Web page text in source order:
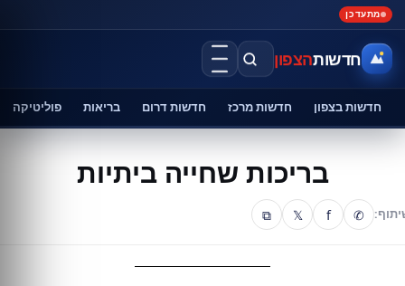
מתעדכן
חדשותהצפון
חדשות בצפון חדשות מרכז חדשות דרום בריאות פוליטיקה
בריכות שחייה ביתיות
✆
f
𝕏
⧉